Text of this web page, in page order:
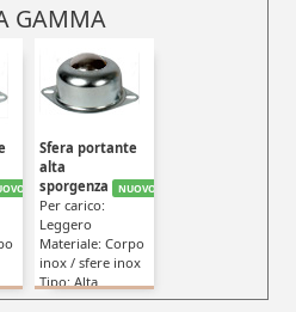
GAMMA
Sfera portante
alta
sporgenza
NUOVO
Per carico:
Leggero
Materiale: Corpo
inox / sfere inox
Tipo: Alta
sporgenza